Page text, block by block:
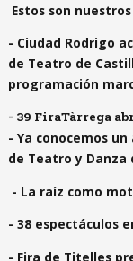
Estos son
- Ciudad Rodrigo
de Teatro de
programación
- 39 FiraTàrrega
- Ya conocemos
de Teatro y Danza
- La raíz como
- 38 espectáculos
- Fira de Titelles